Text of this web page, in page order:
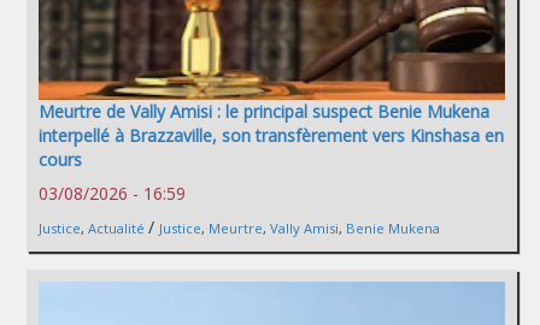
Meurtre de Vally Amisi : le principal suspect Benie Mukena
interpellé à Brazzaville, son transfèrement vers Kinshasa en
cours
03/08/2026 - 16:59
Justice, Actualité / Justice, Meurtre, Vally Amisi, Benie Mukena